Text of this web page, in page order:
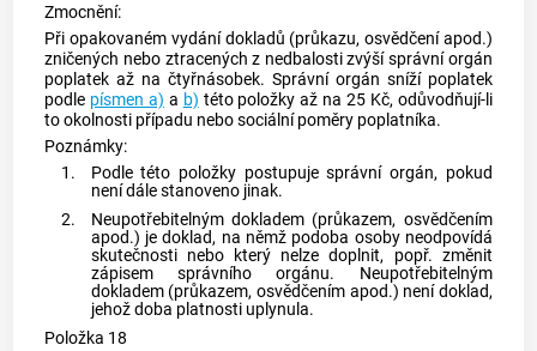
Zmocnění:
Při opakovaném vydání dokladů (průkazu, osvědčení apod.)
zničených nebo ztracených z nedbalosti zvýší správní orgán
poplatek až na čtyřnásobek. Správní orgán sníží poplatek
podle písmen a) a b) této položky až na 25 Kč, odůvodňují-li
to okolnosti případu nebo sociální poměry poplatníka.
Poznámky:
1.
Podle této položky postupuje správní orgán, pokud
není dále stanoveno jinak.
2.
Neupotřebitelným dokladem (průkazem, osvědčením
apod.) je doklad, na němž podoba osoby neodpovídá
skutečnosti nebo který nelze doplnit, popř. změnit
zápisem správního orgánu. Neupotřebitelným
dokladem (průkazem, osvědčením apod.) není doklad,
jehož doba platnosti uplynula.
Položka 18